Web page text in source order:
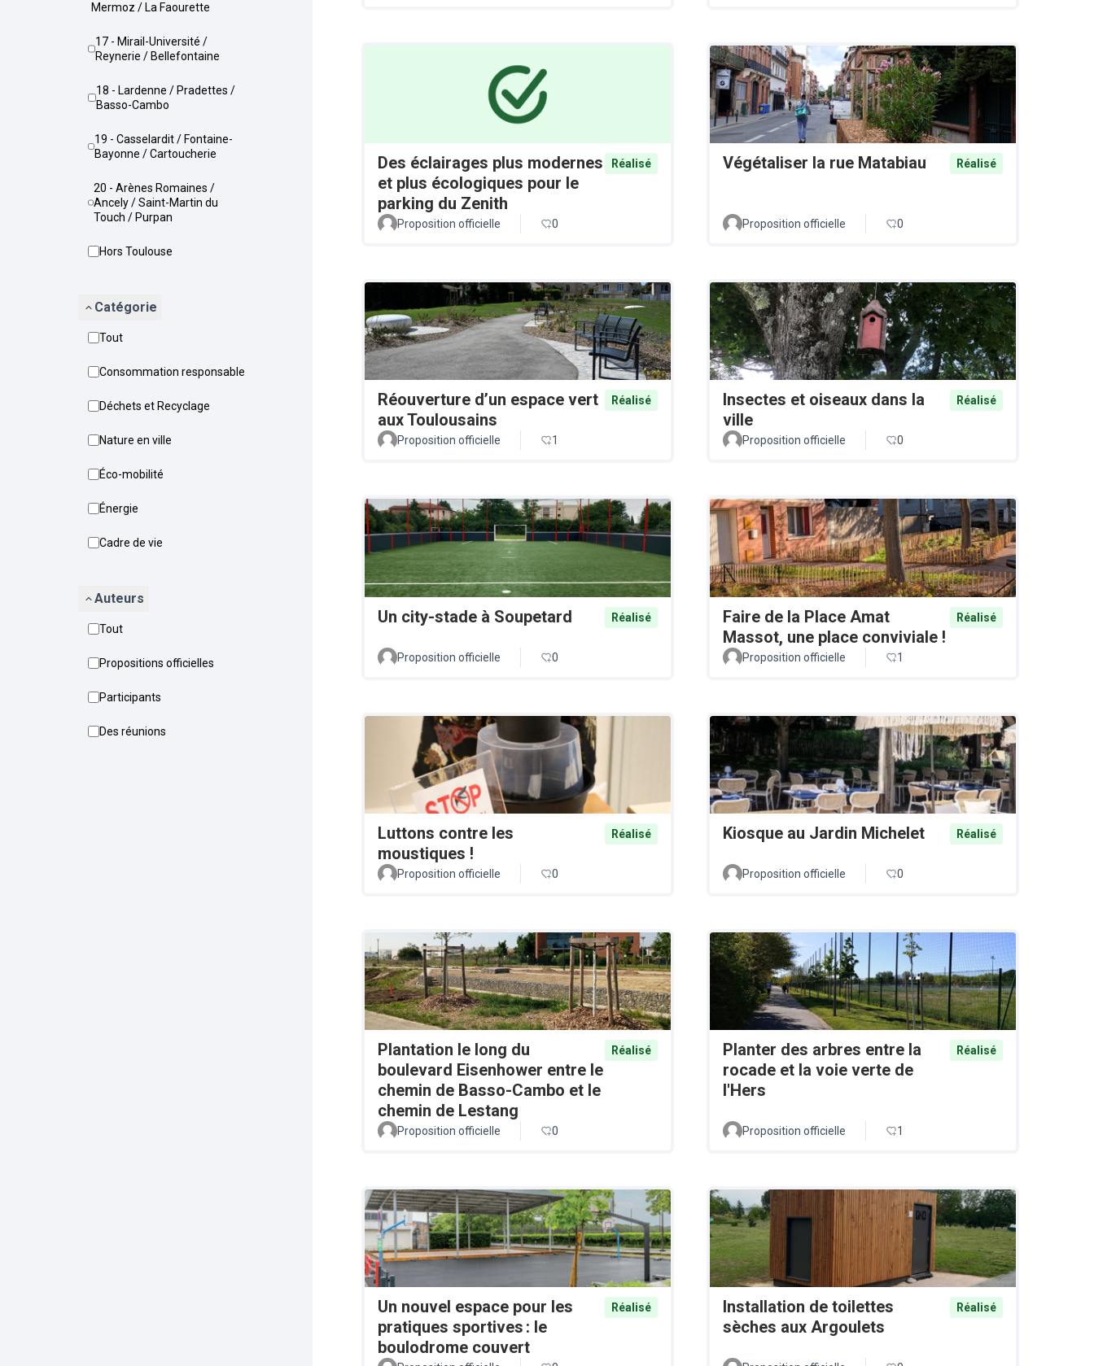
Mermoz / La Faourette
17 - Mirail-Université /
Reynerie / Bellefontaine
18 - Lardenne / Pradettes /
Basso-Cambo
19 - Casselardit / Fontaine-
Bayonne / Cartoucherie
20 - Arènes Romaines /
Ancely / Saint-Martin du
Touch / Purpan
Hors Toulouse
Catégorie
Tout
Consommation responsable
Déchets et Recyclage
Nature en ville
Éco-mobilité
Énergie
Cadre de vie
Auteurs
Tout
Propositions officielles
Participants
Des réunions
Des éclairages plus modernes
et plus écologiques pour le
parking du Zenith
Réalisé
Proposition officielle 0
Végétaliser la rue Matabiau Réalisé
Proposition officielle 0
Réouverture d’un espace vert
aux Toulousains
Réalisé
Proposition officielle 1
Insectes et oiseaux dans la
ville
Réalisé
Proposition officielle 0
Un city-stade à Soupetard Réalisé
Proposition officielle 0
Faire de la Place Amat
Massot, une place conviviale !
Réalisé
Proposition officielle 1
Luttons contre les
moustiques !
Réalisé
Proposition officielle 0
Kiosque au Jardin Michelet Réalisé
Proposition officielle 0
Plantation le long du
boulevard Eisenhower entre le
chemin de Basso-Cambo et le
chemin de Lestang
Réalisé
Proposition officielle 0
Planter des arbres entre la
rocade et la voie verte de
l'Hers
Réalisé
Proposition officielle 1
Un nouvel espace pour les
pratiques sportives : le
boulodrome couvert
Réalisé
Installation de toilettes
sèches aux Argoulets
Réalisé